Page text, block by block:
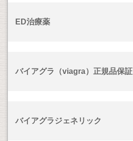
ED治療薬
バイアグラ（viagra）正規品保証
バイアグラジェネリック